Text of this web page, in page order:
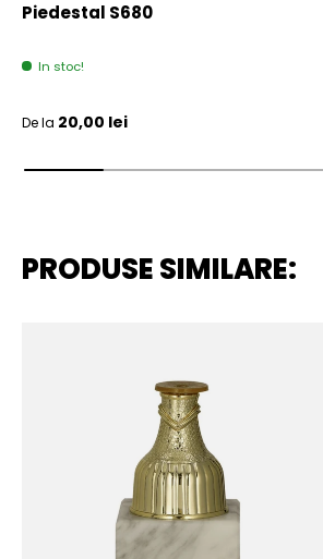
Piedestal S680
In stoc!
Pret initial
De la 20,00 lei
PRODUSE SIMILARE: